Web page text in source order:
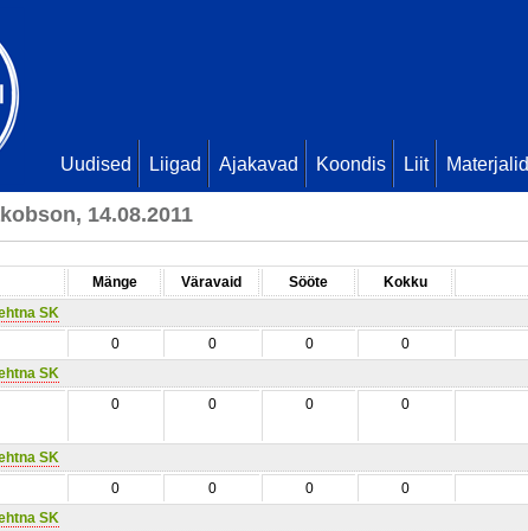
Uudised Liigad Ajakavad Koondis Liit Materjalid
14.08.2011
Mänge Väravaid Sööte
Kokku
SK
0 0 0
0
SK
0 0 0 0
SK
0 0 0
0
SK